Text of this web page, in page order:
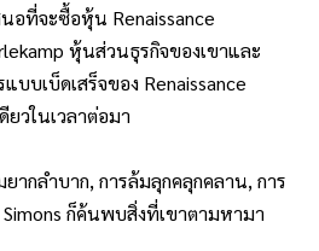
อที่จะซื้อหุ้น Renaissance
หุ้นส่วนธุรกิจของเขาและ
บเบ็ดเสร็จของ Renaissance
ยวในเวลาต่อมา
ากลำบาก, การล้มลุกคลุกคลาน, การ
ก็ค้นพบสิ่งที่เขาตามหามา